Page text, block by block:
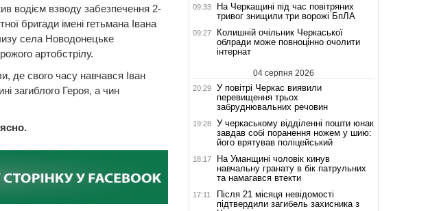
водієм взводу забезпечення 2-
бригади імені гетьмана Івана
села Новодонецьке
артобстрілу.
де свого часу навчався Іван
загиблого Героя, а чин
09:33
На Черкащині під час повітряних
тривог знищили три ворожі БпЛА
09:27
Колишній очільник Черкаської
облради може повноцінно очолити
інтернат
04 серпня 2026
20:29
У повітрі Черкас виявили
перевищення трьох
забруднювальних речовин
19:28
У черкаському відділенні пошти юнак
завдав собі поранення ножем у шию:
його врятував поліцейський
18:17
На Уманщині чоловік кинув
навчальну гранату в бік патрульних
та намагався втекти
17:11
Після 21 місяця невідомості
підтвердили загибель захисника з